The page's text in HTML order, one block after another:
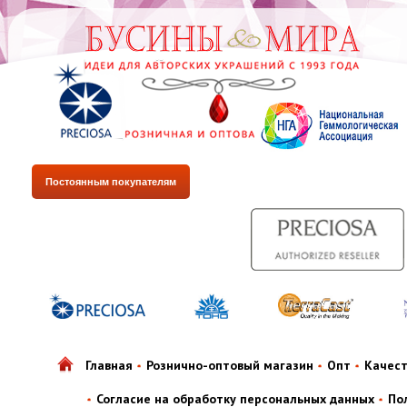
Постоянным покупателям
Главная Рознично-оптовый магазин Опт
Согласие на обработку персональных данных